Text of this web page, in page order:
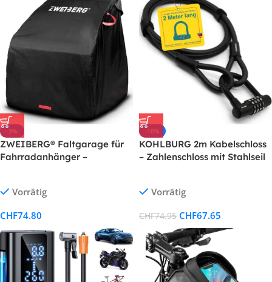
-3%
ZWEIBERG® Faltgarage für
Fahrradanhänger –
Vorrätig
CHF74.80
-10%
KOHLBURG 2m Kabelschloss
– Zahlenschloss mit Stahlseil
Vorrätig
CHF74.95 CHF67.65